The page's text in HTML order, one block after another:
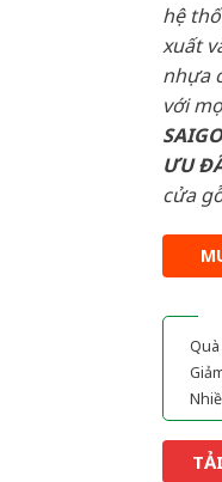
hệ
xuất
nhựa
với
ƯU
cửa